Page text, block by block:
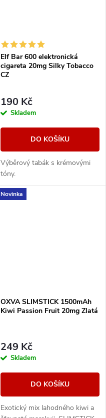
Elf Bar 600 elektronická
cigareta 20mg Silky Tobacco
CZ
190 Kč
Skladem
DO KOŠÍKU
Výběrový tabák s krémovými
tóny.
Novinka
OXVA SLIMSTICK 1500mAh
Kiwi Passion Fruit 20mg Zlatá
249 Kč
Skladem
DO KOŠÍKU
Exotický mix lahodného kiwi a